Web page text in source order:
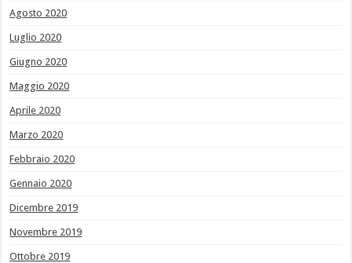
Agosto 2020
Luglio 2020
Giugno 2020
Maggio 2020
Aprile 2020
Marzo 2020
Febbraio 2020
Gennaio 2020
Dicembre 2019
Novembre 2019
Ottobre 2019